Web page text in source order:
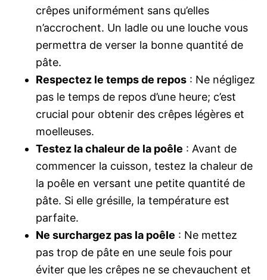
crêpes uniformément sans qu’elles
n’accrochent. Un ladle ou une louche vous
permettra de verser la bonne quantité de
pâte.
Respectez le temps de repos : Ne négligez
pas le temps de repos d’une heure; c’est
crucial pour obtenir des crêpes légères et
moelleuses.
Testez la chaleur de la poêle : Avant de
commencer la cuisson, testez la chaleur de
la poêle en versant une petite quantité de
pâte. Si elle grésille, la température est
parfaite.
Ne surchargez pas la poêle : Ne mettez
pas trop de pâte en une seule fois pour
éviter que les crêpes ne se chevauchent et